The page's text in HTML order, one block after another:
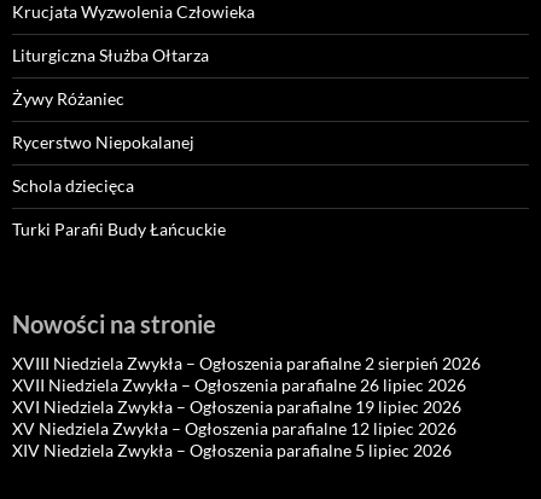
Krucjata Wyzwolenia Człowieka
Liturgiczna Służba Ołtarza
Żywy Różaniec
Rycerstwo Niepokalanej
Schola dziecięca
Turki Parafii Budy Łańcuckie
Nowości na stronie
XVIII Niedziela Zwykła – Ogłoszenia parafialne 2 sierpień 2026
XVII Niedziela Zwykła – Ogłoszenia parafialne 26 lipiec 2026
XVI Niedziela Zwykła – Ogłoszenia parafialne 19 lipiec 2026
XV Niedziela Zwykła – Ogłoszenia parafialne 12 lipiec 2026
XIV Niedziela Zwykła – Ogłoszenia parafialne 5 lipiec 2026